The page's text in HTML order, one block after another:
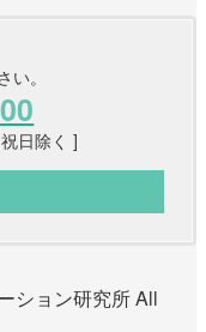
。
日除く ]
ション研究所 All